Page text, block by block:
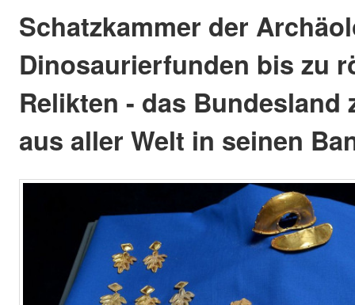
Schatzkammer der
Dinosaurierfunden bis zu
Relikten - das Bundesland
aus aller Welt in seinen